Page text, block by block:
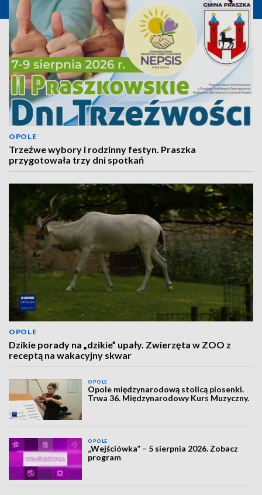
OPOLE
Trzeźwe wybory i rodzinny festyn. Praszka
przygotowała trzy dni spotkań
OPOLE
Dzikie porady na „dzikie” upały. Zwierzęta w ZOO z
receptą na wakacyjny skwar
OPOLE
Opole międzynarodową stolicą piosenki.
Trwa 36. Międzynarodowy Kurs Muzyczny.
OPOLE
„Wejściówka” – 5 sierpnia 2026. Zobacz
program